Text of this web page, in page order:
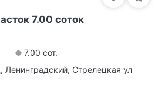
7.00 соток
7.00 сот.
Ленинградский, Стрелецкая ул